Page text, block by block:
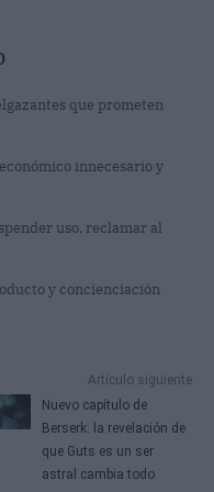
que prometen
innecesario y
uso, reclamar al
y concienciación
Artículo siguiente
Nuevo capítulo de
Berserk: la revelación de
que Guts es un ser
astral cambia todo